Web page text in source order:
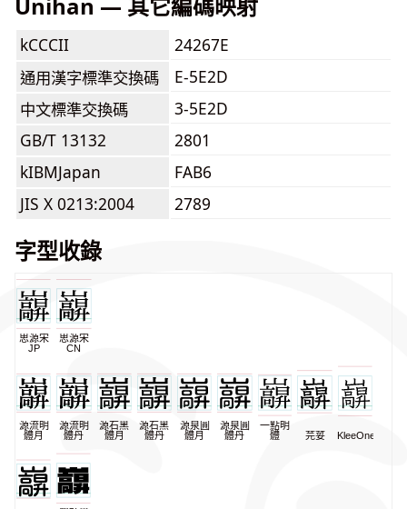
kCCCII
24267E
通用漢字標準交換碼
E-5E2D
中文標準交換碼
3-5E2D
GB/T 13132
2801
kIBMJapan
FAB6
JIS X 0213:2004
2789
字型收錄
思源宋
JP
思源宋
CN
源流明
體月
源流明
體丹
源石黑
體月
源石黑
體丹
源泉圓
體月
源泉圓
體丹
一點明
體
芫荽 KleeOne